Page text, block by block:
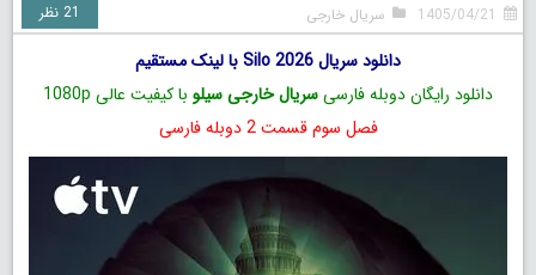
1405/04/21 سریال خارجی 21 نظر
دانلود سریال Silo 2026 با لینک مستقیم
دانلود رایگان دوبله فارسیسریال خارجی سیلو با کیفیت عالی 1080p
فصل سوم قسمت 2 دوبله فارسی